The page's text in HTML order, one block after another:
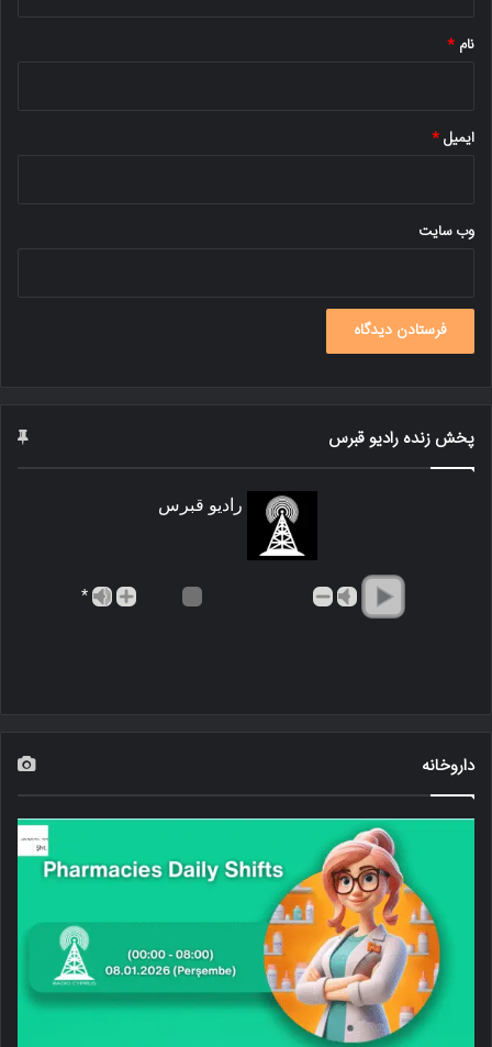
نام *
ایمیل*
وب‌ سایت
پخش زنده رادیو قبرس
رادیو قبرس
*
داروخانه